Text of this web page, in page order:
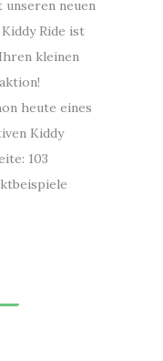
neuen
Ride ist
kleinen
heute eines
Kiddy
103